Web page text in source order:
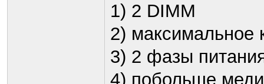
1) 2 DIMM
2) максимальное
3) 2 фазы
4) побольше меди